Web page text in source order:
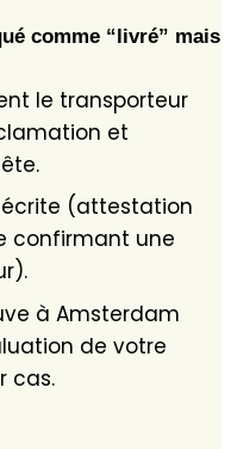
comme “livré” mais
le transporteur
et
écrite (attestation
confirmant une
à Amsterdam
de votre
cas.